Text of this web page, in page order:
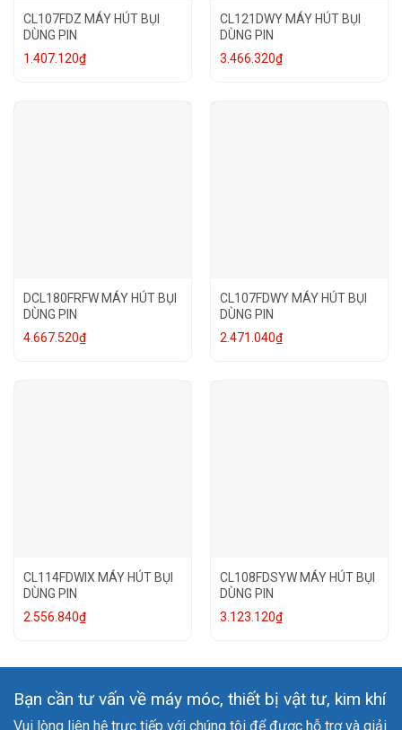
CL107FDZ MÁY HÚT BỤI
DÙNG PIN
1.407.120₫
CL121DWY MÁY HÚT BỤI
DÙNG PIN
3.466.320₫
DCL180FRFW MÁY HÚT BỤI
DÙNG PIN
4.667.520₫
CL107FDWY MÁY HÚT BỤI
DÙNG PIN
2.471.040₫
CL114FDWIX MÁY HÚT BỤI
DÙNG PIN
2.556.840₫
CL108FDSYW MÁY HÚT BỤI
DÙNG PIN
3.123.120₫
Bạn cần tư vấn về máy móc, thiết bị vật tư, kim khí
Vui lòng liên hệ trực tiếp với chúng tôi để được hỗ trợ và giải